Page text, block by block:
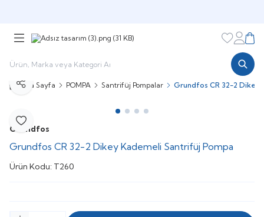
Favorilerim
Ana Sayfa POMPA Santrifüj Pompalar Grundfos CR 32-2 Dikey
Favoriye Ekle
Paylaş
Grundfos
Grundfos CR 32-2 Dikey Kademeli Santrifüj Pompa
Ürün Kodu: T260